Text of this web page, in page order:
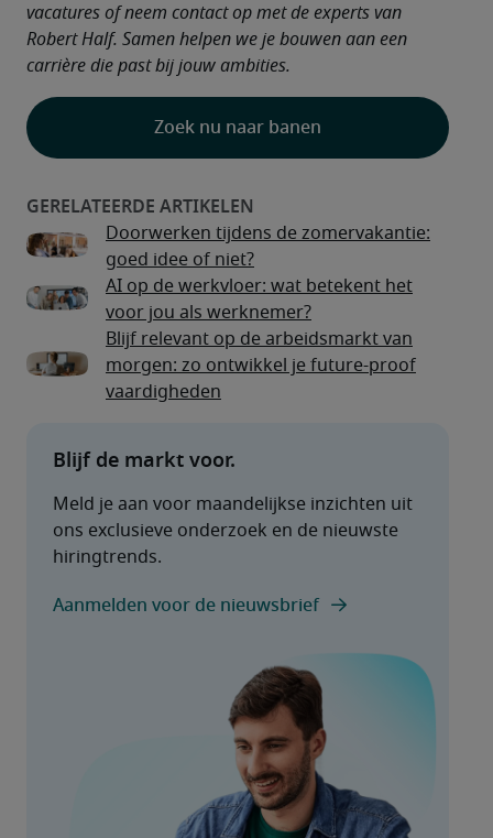
Zoek nu naar banen
vacatures of neem contact op met de experts van
Robert Half. Samen helpen we je bouwen aan een
carrière die past bij jouw ambities.
Doorwerken tijdens de zomervakantie:
goed idee of niet?
AI op de werkvloer: wat betekent het
voor jou als werknemer?
Blijf relevant op de arbeidsmarkt van
morgen: zo ontwikkel je future-proof
vaardigheden